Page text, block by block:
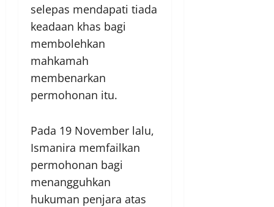
selepas mendapati tiada
keadaan khas bagi
membolehkan
mahkamah
membenarkan
permohonan itu.
Pada 19 November lalu,
Ismanira memfailkan
permohonan bagi
menangguhkan
hukuman penjara atas